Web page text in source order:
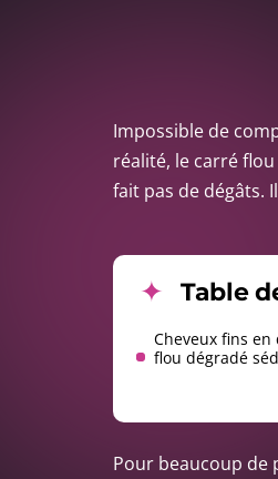
Impossible de
réalité, le carré
fait pas de dégâts.
Table
Cheveux fins
flou dégradé
Pour beaucoup de